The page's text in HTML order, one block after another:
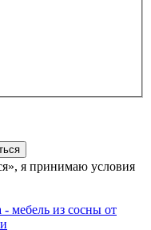
я принимаю условия